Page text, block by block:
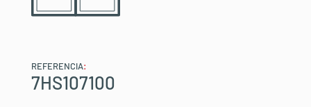
REFERENCIA:
7HS107100